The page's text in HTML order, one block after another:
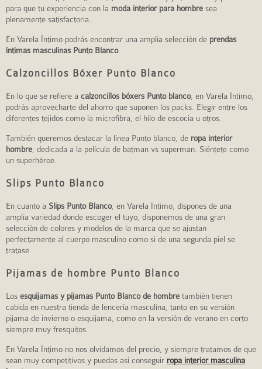
para que tu experiencia con la moda interior para hombre sea
plenamente satisfactoria.
En Varela Íntimo podrás encontrar una amplia selección de prendas
íntimas masculinas Punto Blanco.
Calzoncillos Bóxer Punto Blanco
En lo que se refiere a calzoncillos bóxers Punto blanco, en Varela Íntimo,
podrás aprovecharte del ahorro que suponen los packs. Elegir entre los
diferentes tejidos como la microfibra, el hilo de escocia u otros.
También queremos destacar la línea Punto blanco, de ropa interior
hombre , dedicada a la película de batman vs superman. Siéntete como
un superhéroe.
Slips Punto Blanco
En cuanto a Slips Punto Blanco, en Varela Íntimo, dispones de una
amplia variedad donde escoger el tuyo, disponemos de una gran
selección de colores y modelos de la marca que se ajustan
perfectamente al cuerpo masculino como si de una segunda piel se
tratase.
Pijamas de hombre Punto Blanco
Los esquijamas y pijamas Punto Blanco de hombre también tienen
cabida en nuestra tienda de lencería masculina, tanto en su versión
pijama de invierno o esquijama, como en la versión de verano en corto
siempre muy fresquitos.
En Varela Íntimo no nos olvidamos del precio, y siempre tratamos de que
sean muy competitivos y puedas así conseguir ropa interior masculina